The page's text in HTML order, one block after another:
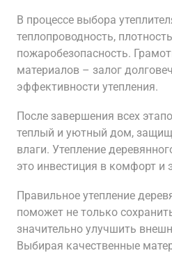
В процессе выбора
теплопроводность,
пожаробезопасность.
материалов – залог
эффективности утепления.
После завершения всех
теплый и уютный дом,
влаги. Утепление
это инвестиция в комфорт
Правильное утепление
поможет не только
значительно улучшить
Выбирая качественные